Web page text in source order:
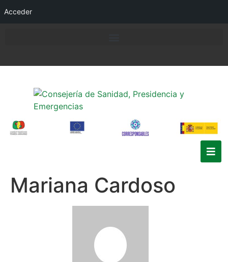
Acceder
Mariana Cardoso